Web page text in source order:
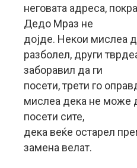
неговата адреса,
Дедо Мраз не
дојде. Некои мислеа
разболел, други
заборавил да ги
посети, трети го
мислеа дека не може
посети сите,
дека веќе остарел
замена велат.